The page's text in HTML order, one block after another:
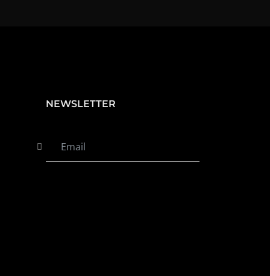
NEWSLETTER